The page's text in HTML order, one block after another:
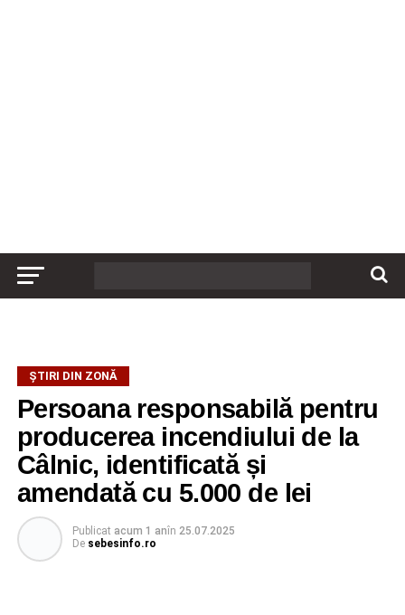
ȘTIRI DIN ZONĂ
Persoana responsabilă pentru
producerea incendiului de la
Câlnic, identificată și
amendată cu 5.000 de lei
Publicat acum 1 anîn 25.07.2025
De sebesinfo.ro